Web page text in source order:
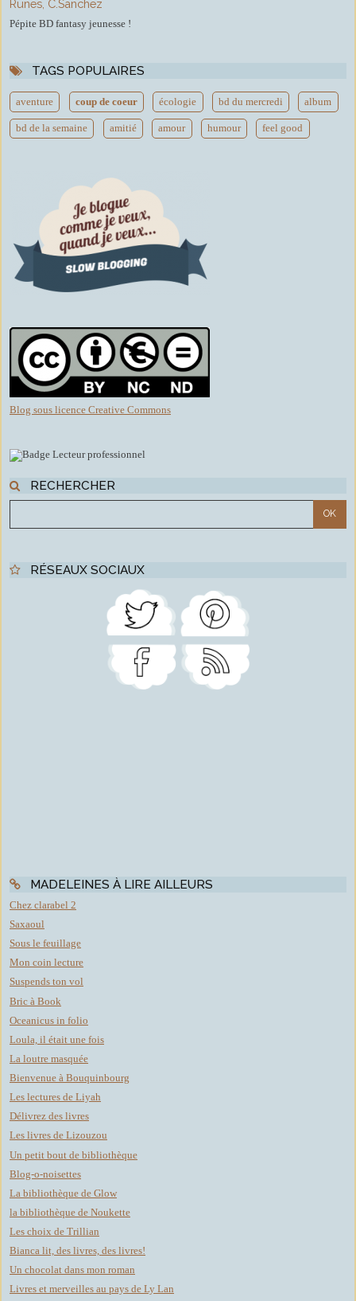
Runes, C.Sanchez
Pépite BD fantasy jeunesse !
TAGS POPULAIRES
aventure coup de coeur écologie bd du mercredi album
bd de la semaine amitié amour humour feel good
Blog sous licence Creative Commons
RECHERCHER
RÉSEAUX SOCIAUX
MADELEINES À LIRE AILLEURS
Chez clarabel 2
Saxaoul
Sous le feuillage
Mon coin lecture
Suspends ton vol
Bric à Book
Oceanicus in folio
Loula, il était une fois
La loutre masquée
Bienvenue à Bouquinbourg
Les lectures de Liyah
Délivrez des livres
Les livres de Lizouzou
Un petit bout de bibliothèque
Blog-o-noisettes
La bibliothèque de Glow
la bibliothèque de Noukette
Les choix de Trillian
Bianca lit, des livres, des livres!
Un chocolat dans mon roman
Livres et merveilles au pays de Ly Lan